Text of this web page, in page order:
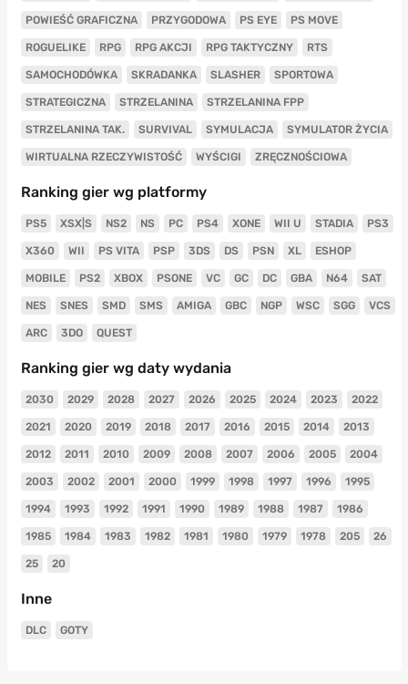
POWIEŚĆ GRAFICZNA PRZYGODOWA PS EYE PS MOVE
ROGUELIKE RPG RPG AKCJI RPG TAKTYCZNY RTS
SAMOCHODÓWKA SKRADANKA SLASHER SPORTOWA
STRATEGICZNA STRZELANINA STRZELANINA FPP
STRZELANINA TAK. SURVIVAL SYMULACJA SYMULATOR ŻYCIA
WIRTUALNA RZECZYWISTOŚĆ WYŚCIGI ZRĘCZNOŚCIOWA
Ranking gier wg platformy
PS5 XSX|S NS2 NS PC PS4 XONE WII U STADIA PS3
X360 WII PS VITA PSP 3DS DS PSN XL ESHOP
MOBILE PS2 XBOX PSONE VC GC DC GBA N64 SAT
NES SNES SMD SMS AMIGA GBC NGP WSC SGG VCS
ARC 3DO QUEST
Ranking gier wg daty wydania
2030 2029 2028 2027 2026 2025 2024 2023 2022
2021 2020 2019 2018 2017 2016 2015 2014 2013
2012 2011 2010 2009 2008 2007 2006 2005 2004
2003 2002 2001 2000 1999 1998 1997 1996 1995
1994 1993 1992 1991 1990 1989 1988 1987 1986
1985 1984 1983 1982 1981 1980 1979 1978 205 26
25 20
Inne
DLC GOTY